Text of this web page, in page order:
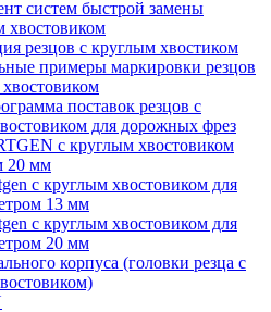
систем быстрой замены
хвостовиком
резцов с круглым хвостиком
примеры маркировки резцов
поставок резцов с
для дорожных фрез
с круглым хвостовиком
20 мм
с круглым хвостовиком для
13 мм
с круглым хвостовиком для
20 мм
корпуса (головки резца с